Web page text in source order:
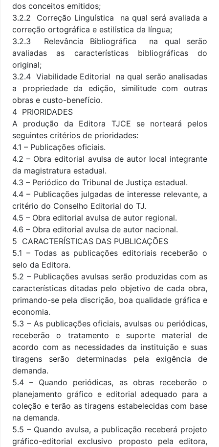
dos conceitos emitidos;
3.2.2  Correção Linguística  na qual será avaliada a
correção ortográfica e estilística da língua;
3.2.3  Relevância Bibliográfica  na qual serão
avaliadas as características bibliográficas do
original;
3.2.4  Viabilidade Editorial  na qual serão analisadas
a propriedade da edição, similitude com outras
obras e custo-benefício.
4  PRIORIDADES
A produção da Editora TJCE se norteará pelos
seguintes critérios de prioridades:
4.1 – Publicações oficiais.
4.2 – Obra editorial avulsa de autor local integrante
da magistratura estadual.
4.3 – Periódico do Tribunal de Justiça estadual.
4.4 – Publicações julgadas de interesse relevante, a
critério do Conselho Editorial do TJ.
4.5 – Obra editorial avulsa de autor regional.
4.6 – Obra editorial avulsa de autor nacional.
5  CARACTERÍSTICAS DAS PUBLICAÇÕES
5.1 – Todas as publicações editoriais receberão o
selo da Editora.
5.2 – Publicações avulsas serão produzidas com as
características ditadas pelo objetivo de cada obra,
primando-se pela discrição, boa qualidade gráfica e
economia.
5.3 – As publicações oficiais, avulsas ou periódicas,
receberão o tratamento e suporte material de
acordo com as necessidades da instituição e suas
tiragens serão determinadas pela exigência de
demanda.
5.4 – Quando periódicas, as obras receberão o
planejamento gráfico e editorial adequado para a
coleção e terão as tiragens estabelecidas com base
na demanda.
5.5 – Quando avulsa, a publicação receberá projeto
gráfico-editorial exclusivo proposto pela editora,